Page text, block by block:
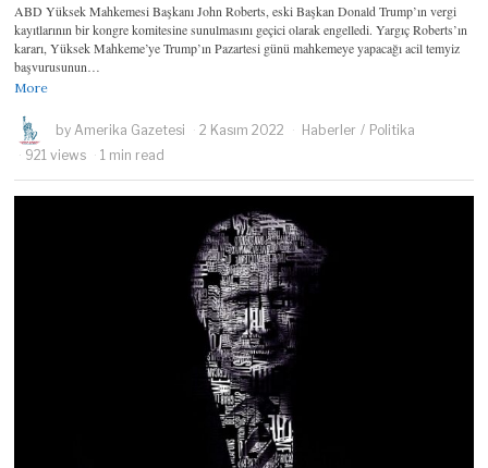
ABD Yüksek Mahkemesi Başkanı John Roberts, eski Başkan Donald Trump’ın vergi
kayıtlarının bir kongre komitesine sunulmasını geçici olarak engelledi. Yargıç Roberts’ın
kararı, Yüksek Mahkeme’ye Trump’ın Pazartesi günü mahkemeye yapacağı acil temyiz
başvurusunun…
More
by Amerika Gazetesi 2 Kasım 2022 Haberler / Politika
921 views
1 min read